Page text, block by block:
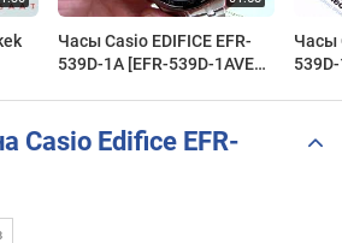
Часы Casio EDIFICE EFR-
539D-1A [EFR-539D-1AVEF]
Часы
Casio Edifice EFR-